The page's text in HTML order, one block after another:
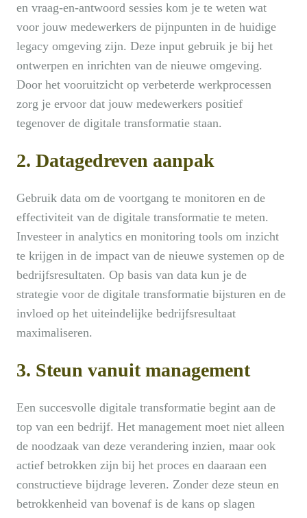
en vraag-en-antwoord sessies kom je te weten wat
voor jouw medewerkers de pijnpunten in de huidige
legacy omgeving zijn. Deze input gebruik je bij het
ontwerpen en inrichten van de nieuwe omgeving.
Door het vooruitzicht op verbeterde werkprocessen
zorg je ervoor dat jouw medewerkers positief
tegenover de digitale transformatie staan.
2. Datagedreven aanpak
Gebruik data om de voortgang te monitoren en de
effectiviteit van de digitale transformatie te meten.
Investeer in analytics en monitoring tools om inzicht
te krijgen in de impact van de nieuwe systemen op de
bedrijfsresultaten. Op basis van data kun je de
strategie voor de digitale transformatie bijsturen en de
invloed op het uiteindelijke bedrijfsresultaat
maximaliseren.
3. Steun vanuit management
Een succesvolle digitale transformatie begint aan de
top van een bedrijf. Het management moet niet alleen
de noodzaak van deze verandering inzien, maar ook
actief betrokken zijn bij het proces en daaraan een
constructieve bijdrage leveren. Zonder deze steun en
betrokkenheid van bovenaf is de kans op slagen